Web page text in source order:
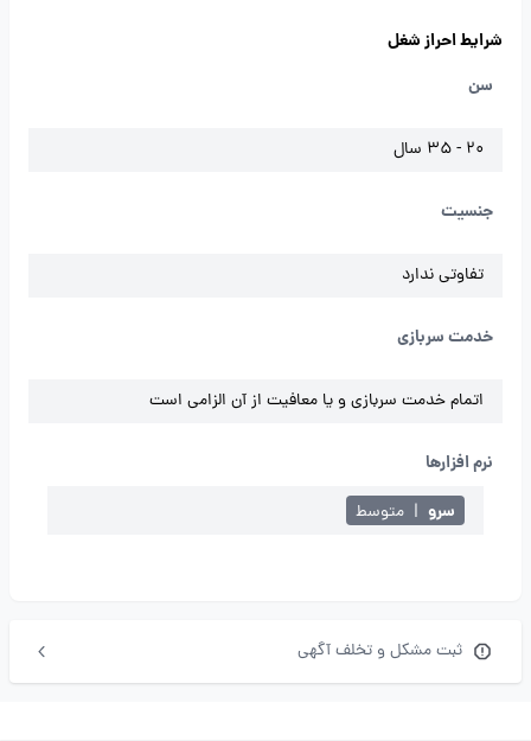
شرایط احراز شغل
سن
20 - 35 سال
جنسیت
تفاوتی ندارد
خدمت سربازی
اتمام خدمت سربازی و یا معافیت از آن الزامی است
نرم افزارها
سرو | متوسط
ثبت مشکل و تخلف آگهی